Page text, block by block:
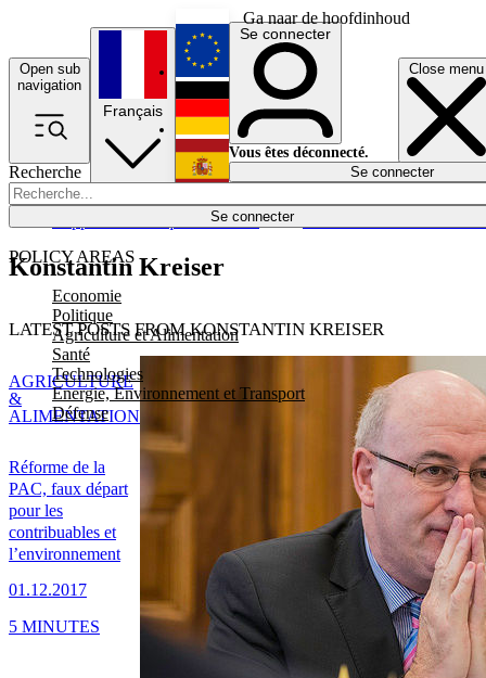
Ga naar de hoofdinhoud
Open sub
navigation
Close menu
Recherche
Se connecter
POLICY AREAS
Economie
Politique
Agriculture et Alimentation
Santé
Technologies
Energie, Environnement et Transport
Défense
Économie
Français
English
Deutsch
Español
Se connecter
Vous êtes déconnecté.
Se connecter
Konstantin Kreiser
LATEST POSTS FROM KONSTANTIN KREISER
Réforme de la
PAC, faux départ
pour les
contribuables et
l’environnement
01.12.2017
AGRICULTURE
&
ALIMENTATION
5 MINUTES